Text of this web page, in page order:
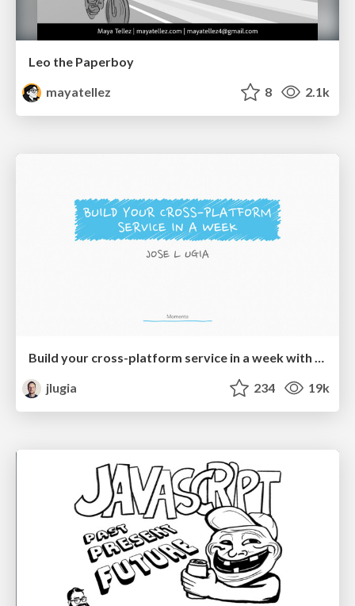
Leo the Paperboy
mayatellez
8 2.1k
jlugia
234 19k